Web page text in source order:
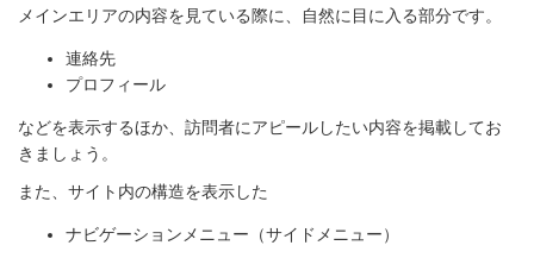
メインエリアの内容を見ている際に、自然に目に入る部分です。
連絡先
プロフィール
などを表示するほか、訪問者にアピールしたい内容を掲載してお
きましょう。
また、 サイト内の構造を表示した
ナビゲーションメニュー（サイドメニュー）